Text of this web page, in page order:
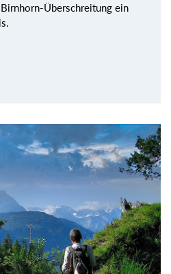
Überschreitung ein